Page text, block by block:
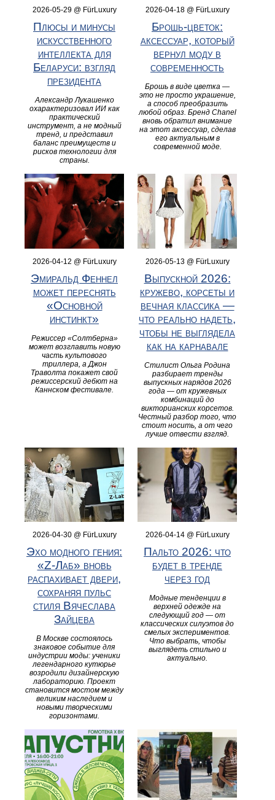
2026-05-29 @ FürLuxury
Плюсы и минусы
искусственного
интеллекта для
Беларуси: взгляд
президента
Александр Лукашенко
охарактеризовал ИИ как
практический
инструмент, а не модный
тренд, и представил
баланс преимуществ и
рисков технологии для
страны.
2026-04-18 @ FürLuxury
Брошь-цветок:
аксессуар, который
вернул моду в
современность
Брошь в виде цветка —
это не просто украшение,
а способ преобразить
любой образ. Бренд Chanel
вновь обратил внимание
на этот аксессуар, сделав
его актуальным в
современной моде.
2026-04-12 @ FürLuxury
Эмиральд Феннел
может переснять
«Основной
инстинкт»
Режиссер «Солтберна»
может возглавить новую
часть культового
триллера, а Джон
Траволта покажет свой
режиссерский дебют на
Каннском фестивале.
2026-05-13 @ FürLuxury
Выпускной 2026:
кружево, корсеты и
вечная классика —
что реально надеть,
чтобы не выглядела
как на карнавале
Стилист Ольга Родина
разбирает тренды
выпускных нарядов 2026
года — от кружевных
комбинаций до
викторианских корсетов.
Честный разбор того, что
стоит носить, а от чего
лучше отвести взгляд.
2026-04-30 @ FürLuxury
Эхо модного гения:
«Z-Лаб» вновь
распахивает двери,
сохраняя пульс
стиля Вячеслава
Зайцева
В Москве состоялось
знаковое событие для
индустрии моды: ученики
легендарного кутюрье
возродили дизайнерскую
лабораторию. Проект
становится мостом между
великим наследием и
новыми творческими
горизонтами.
2026-04-14 @ FürLuxury
Пальто 2026: что
будет в тренде
через год
Модные тенденции в
верхней одежде на
следующий год — от
классических силуэтов до
смелых экспериментов.
Что выбрать, чтобы
выглядеть стильно и
актуально.